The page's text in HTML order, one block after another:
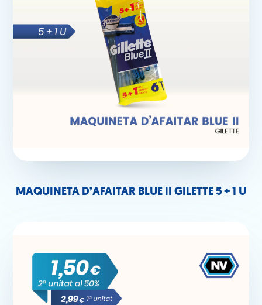
MAQUINETA D’AFAITAR BLUE II GILETTE 5 + 1 U